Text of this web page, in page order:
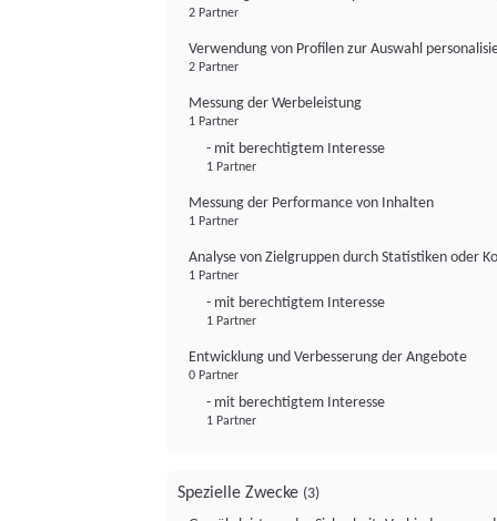
2 Partner
Verwendung von Profilen zur Auswahl
2 Partner
Messung der Werbeleistung
1 Partner
- mit berechtigtem Interesse
1 Partner
Messung der Performance von Inhalten
1 Partner
Analyse von Zielgruppen durch Statistiken oder
1 Partner
- mit berechtigtem Interesse
1 Partner
Entwicklung und Verbesserung der Angebote
0 Partner
- mit berechtigtem Interesse
1 Partner
Spezielle Zwecke (3)